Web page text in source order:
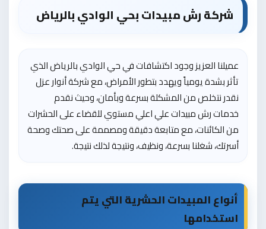
شركة رش مبيدات بحي الوادي بالرياض
عميلنا العزيز وجود اكتشافات في حي الوادي بالرياض الذي
تأثر بشدة يومياً ويهدد بتطور الأمراض، مع شركة أنوار عزل
نقدر نتخلص من المشكلة بسرعة وبأمان، وحيث نقدم
خدمات رش مبيدات علي اعلي مستوي للقضاء على الحشرات
من الكائنات، مع متابعة دقيقة ومصممة على صحتك وصحة
أسرتك، شغلنا بسرعة، ونظيف، ونتيجة لذلك نتيجة.
أنواع المبيدات الحشرية التي يتم
استخدامها